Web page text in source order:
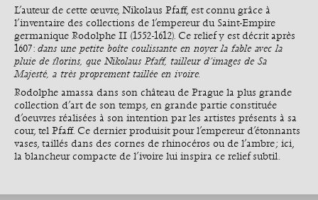
L’auteur de cette œuvre, Nikolaus Pfaff, est connu grâce à
l’inventaire des collections de l’empereur du Saint-Empire
germanique Rodolphe II (1552-1612). Ce relief y est décrit après
1607 : dans une petite boîte coulissante en noyer la fable avec la
pluie de florins, que Nikolaus Pfaff, tailleur d’images de Sa
Majesté, a très proprement taillée en ivoire.
Rodolphe amassa dans son château de Prague la plus grande
collection d’art de son temps, en grande partie constituée
d’oeuvres réalisées à son intention par les artistes présents à sa
cour, tel Pfaff. Ce dernier produisit pour l’empereur d’étonnants
vases, taillés dans des cornes de rhinocéros ou de l’ambre ; ici,
la blancheur compacte de l’ivoire lui inspira ce relief subtil.